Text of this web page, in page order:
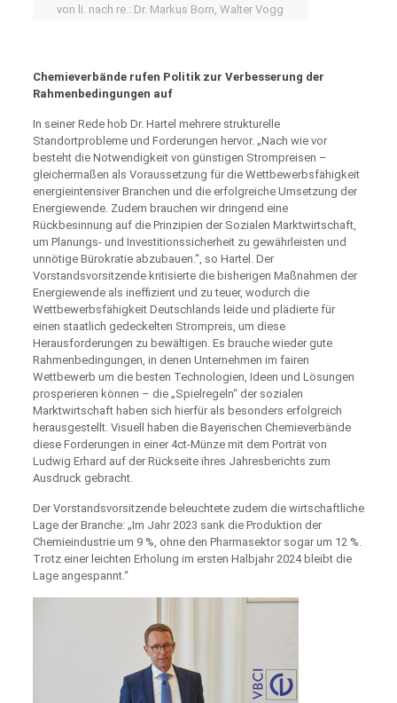
von li. nach re.: Dr. Markus Born, Walter Vogg
Chemieverbände rufen Politik zur Verbesserung der
Rahmenbedingungen auf
In seiner Rede hob Dr. Hartel mehrere strukturelle
Standortprobleme und Forderungen hervor. „Nach wie vor
besteht die Notwendigkeit von günstigen Strompreisen –
gleichermaßen als Voraussetzung für die Wettbewerbsfähigkeit
energieintensiver Branchen und die erfolgreiche Umsetzung der
Energiewende. Zudem brauchen wir dringend eine
Rückbesinnung auf die Prinzipien der Sozialen Marktwirtschaft,
um Planungs- und Investitionssicherheit zu gewährleisten und
unnötige Bürokratie abzubauen.“, so Hartel. Der
Vorstandsvorsitzende kritisierte die bisherigen Maßnahmen der
Energiewende als ineffizient und zu teuer, wodurch die
Wettbewerbsfähigkeit Deutschlands leide und plädierte für
einen staatlich gedeckelten Strompreis, um diese
Herausforderungen zu bewältigen. Es brauche wieder gute
Rahmenbedingungen, in denen Unternehmen im fairen
Wettbewerb um die besten Technologien, Ideen und Lösungen
prosperieren können – die „Spielregeln“ der sozialen
Marktwirtschaft haben sich hierfür als besonders erfolgreich
herausgestellt. Visuell haben die Bayerischen Chemieverbände
diese Forderungen in einer 4ct-Münze mit dem Porträt von
Ludwig Erhard auf der Rückseite ihres Jahresberichts zum
Ausdruck gebracht.
Der Vorstandsvorsitzende beleuchtete zudem die wirtschaftliche
Lage der Branche: „Im Jahr 2023 sank die Produktion der
Chemieindustrie um 9 %, ohne den Pharmasektor sogar um 12 %.
Trotz einer leichten Erholung im ersten Halbjahr 2024 bleibt die
Lage angespannt.“